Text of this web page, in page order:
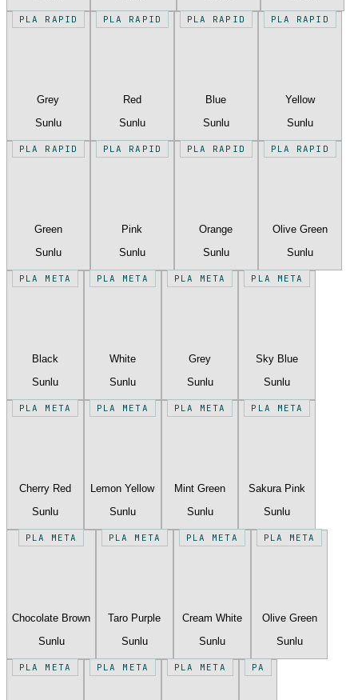
PLA RAPID
Grey
Sunlu
PLA RAPID
Red
Sunlu
PLA RAPID
Blue
Sunlu
PLA RAPID
Yellow
Sunlu
PLA RAPID
Green
Sunlu
PLA RAPID
Pink
Sunlu
PLA RAPID
Orange
Sunlu
PLA RAPID
Olive Green
Sunlu
PLA META
Black
Sunlu
PLA META
White
Sunlu
PLA META
Grey
Sunlu
PLA META
Sky Blue
Sunlu
PLA META
Cherry Red
Sunlu
PLA META
Lemon Yellow
Sunlu
PLA META
Mint Green
Sunlu
PLA META
Sakura Pink
Sunlu
PLA META
Chocolate Brown
Sunlu
PLA META
Taro Purple
Sunlu
PLA META
Cream White
Sunlu
PLA META
Olive Green
Sunlu
PLA META PLA META PLA META PA